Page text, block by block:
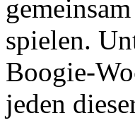
spielen.
Boogie-
jeden